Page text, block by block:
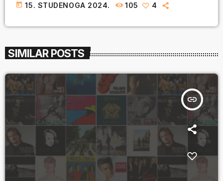
today 15. STUDENOGA 2024. 105 4
SIMILAR POSTS
insert_link